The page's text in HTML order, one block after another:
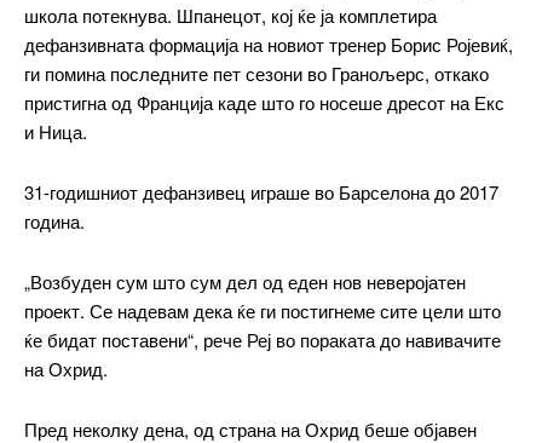
━ pricing plans
школа потекнува. Шпанецот, кој ќе ја комплетира
дефанзивната формација на новиот тренер Борис Ројевиќ,
ги помина последните пет сезони во Гранољерс, откако
пристигна од Франција каде што го носеше дресот на Екс
и Ница.
31-годишниот дефанзивец играше во Барселона до 2017
година.
„Возбуден сум што сум дел од еден нов неверојатен
проект. Се надевам дека ќе ги постигнеме сите цели што
ќе бидат поставени“, рече Реј во пораката до навивачите
на Охрид.
Пред неколку дена, од страна на Охрид беше објавен